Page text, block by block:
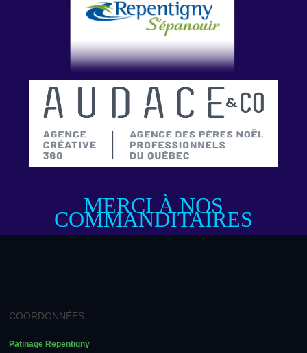
MERCI À NOS
COMMANDITAIRES
COORDONNÉES
Patinage Repentigny